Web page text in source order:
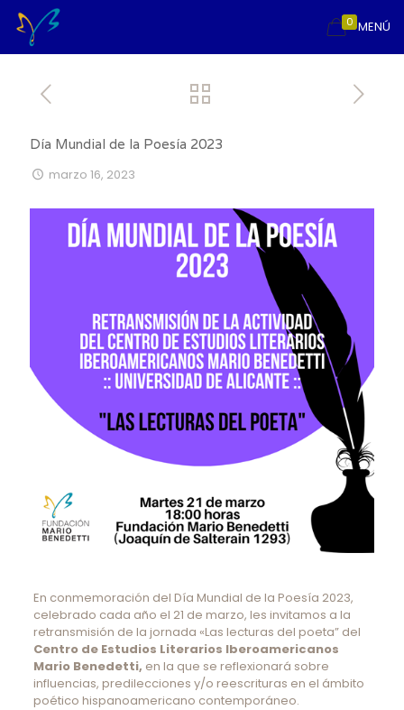
MENÚ
0
Día Mundial de la Poesía 2023
marzo 16, 2023
En conmemoración del Día Mundial de la Poesía 2023,
celebrado cada año el 21 de marzo, les invitamos a la
retransmisión de la jornada «Las lecturas del poeta” del
Centro de Estudios Literarios Iberoamericanos
Mario Benedetti, en la que se reflexionará sobre
influencias, predilecciones y/o reescrituras en el ámbito
poético hispanoamericano contemporáneo.